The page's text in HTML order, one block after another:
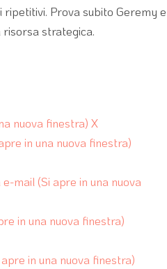
Prova subito Geremy e
strategica.
nuova finestra) X
in una nuova finestra)
mail (Si apre in una nuova
in una nuova finestra)
in una nuova finestra)